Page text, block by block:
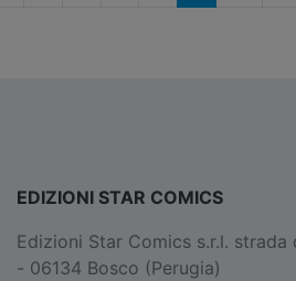
EDIZIONI STAR COMICS
Edizioni Star Comics s.r.l. strada
- 06134 Bosco (Perugia)